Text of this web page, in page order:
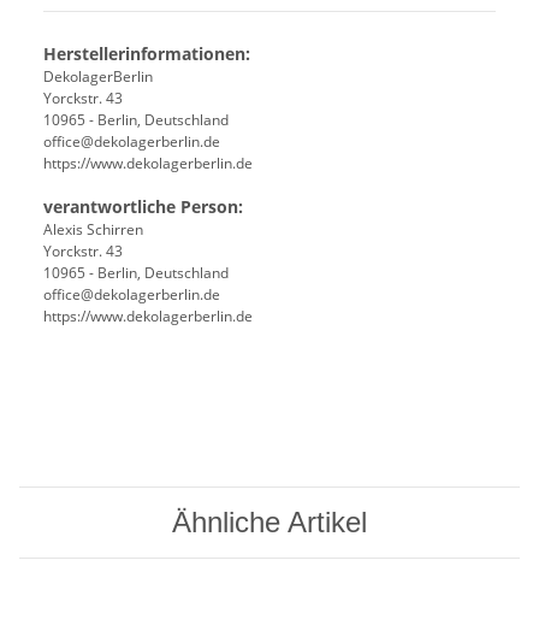
Herstellerinformationen:
DekolagerBerlin
Yorckstr. 43
10965 - Berlin, Deutschland
office@dekolagerberlin.de
https://www.dekolagerberlin.de
verantwortliche Person:
Alexis Schirren
Yorckstr. 43
10965 - Berlin, Deutschland
office@dekolagerberlin.de
https://www.dekolagerberlin.de
Ähnliche Artikel